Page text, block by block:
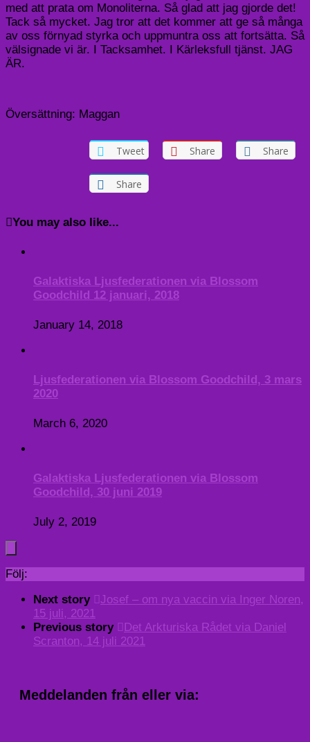
med att prata om Monoliterna. Så glad att jag gjorde det!
Tack så mycket. Jag tror att det kommer att ge så många
av oss förnyad styrka och uppmuntra oss att fortsätta. Så
välsignade vi är. I Tacksamhet. I Kärleksfull tjänst. JAG
ÄR.
Översättning: Maggan
Tweet Share Share
Share
You may also like...
Galaktiska Ljusfederationen via Blossom
Goodchild 12 januari, 2018
January 14, 2018
Ljusfederationen via Blossom Goodchild, 3 mars
2020
March 6, 2020
Galaktiska Ljusfederationen via Blossom
Goodchild, 30 juni 2019
July 2, 2019
Följ:
Next story
Josef – om nya vaccin via Inger Noren,
15 juli, 2021
Previous story
Det Arkturiska Rådet via Daniel
Scranton, 14 juli 2021
Meddelanden från eller via: